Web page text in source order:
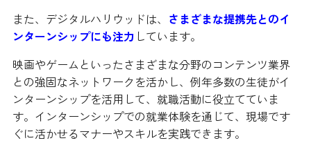
また、デジタルハリウッドは、 さまざまな提携先とのイ
ンターンシップにも注力 しています。
映画やゲームといったさまざまな分野のコンテンツ業界
との強固なネットワークを活かし、例年多数の生徒がイ
ンターンシップを活用して、就職活動に役立てていま
す。インターンシップでの就業体験を通じて、現場です
ぐに活かせるマナーやスキルを実践できます。